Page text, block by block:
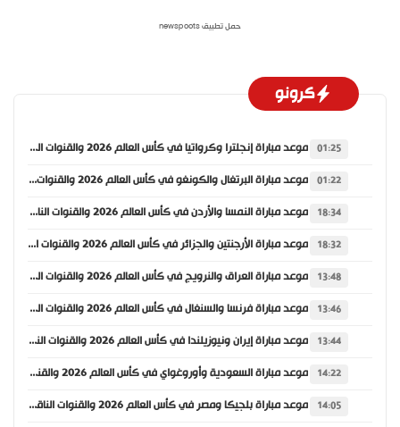
حمل تطبيق newspoots
كرونو
01:25 موعد مباراة إنجلترا وكرواتيا في كأس العالم 2026 والقنوات الناقلة
01:22 موعد مباراة البرتغال والكونغو في كأس العالم 2026 والقنوات الناقلة
18:34 موعد مباراة النمسا والأردن في كأس العالم 2026 والقنوات الناقلة
18:32 موعد مباراة الأرجنتين والجزائر في كأس العالم 2026 والقنوات الناقلة
13:48 موعد مباراة العراق والنرويج في كأس العالم 2026 والقنوات الناقلة
13:46 موعد مباراة فرنسا والسنغال في كأس العالم 2026 والقنوات الناقلة
13:44 موعد مباراة إيران ونيوزيلندا في كأس العالم 2026 والقنوات الناقلة
14:22 موعد مباراة السعودية وأوروغواي في كأس العالم 2026 والقنوات الناقلة
14:05 موعد مباراة بلجيكا ومصر في كأس العالم 2026 والقنوات الناقلة